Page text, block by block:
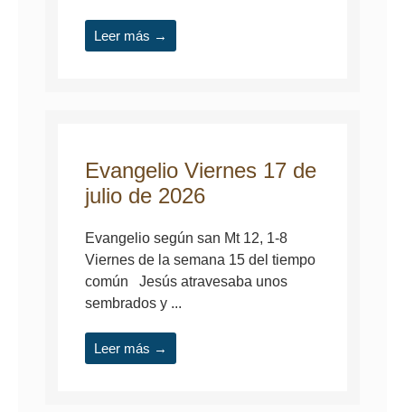
Leer más →
Evangelio Viernes 17 de
julio de 2026
Evangelio según san Mt 12, 1-8
Viernes de la semana 15 del tiempo
común Jesús atravesaba unos
sembrados y ...
Leer más →